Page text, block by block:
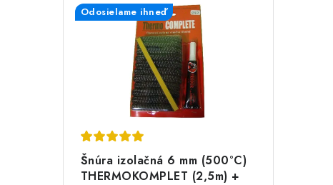
Šnúra izolačná 6 mm (500°C)
THERMOKOMPLET (2,5m) +
Odosielame ihneď